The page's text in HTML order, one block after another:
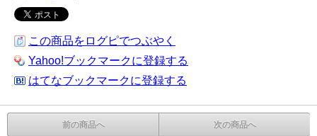
この商品をログピでつぶやく
Yahoo!ブックマークに登録する
はてなブックマークに登録する
前の商品へ 次の商品へ